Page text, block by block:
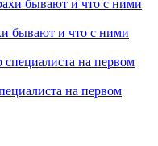
бывают и что с ними
на первом